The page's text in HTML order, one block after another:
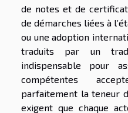
de notes et de
de démarches liées à
ou une adoption
traduits par un
indispensable pour
compétentes
parfaitement la teneur
exigent que chaque